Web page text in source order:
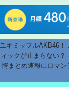
ユキミッフルAKB46！
ィックが止まらない
愕まとめ速報にロマ